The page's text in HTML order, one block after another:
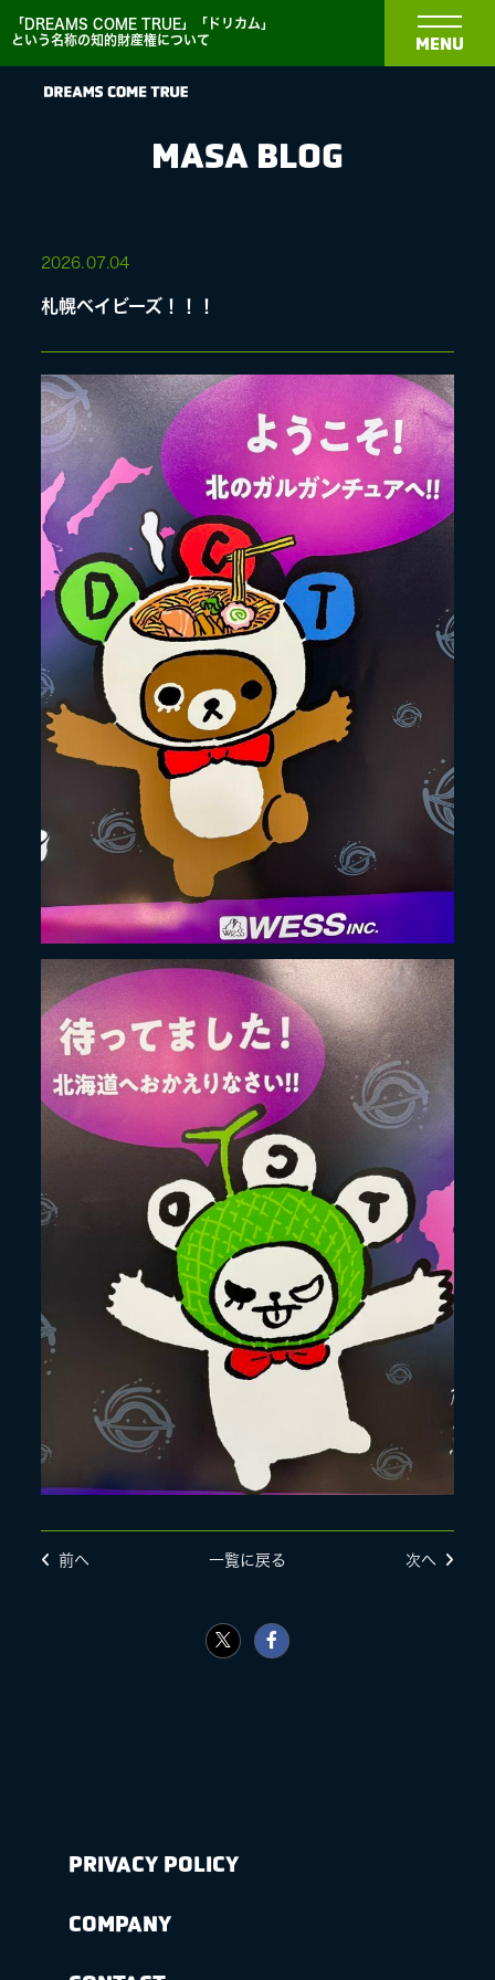
「DREAMS COME TRUE」「ドリカム」
という名称の知的財産権について
MENU
BIOGRAPHY
DISCOGRAPHY
MEDIA
LIVE
SPECIAL SITE
MASA BLOG
MASA BLOG
2026. 07.04
札幌ベイビーズ！！！
前へ 一覧に戻る 次へ
PRIVACY POLICY
COMPANY